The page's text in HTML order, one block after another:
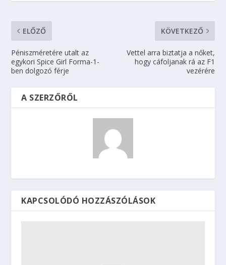
ELŐZŐ
Péniszméretére utalt az
egykori Spice Girl Forma-1-
ben dolgozó férje
KÖVETKEZŐ
Vettel arra biztatja a nőket,
hogy cáfoljanak rá az F1
vezérére
A SZERZŐRŐL
KAPCSOLÓDÓ HOZZÁSZÓLÁSOK